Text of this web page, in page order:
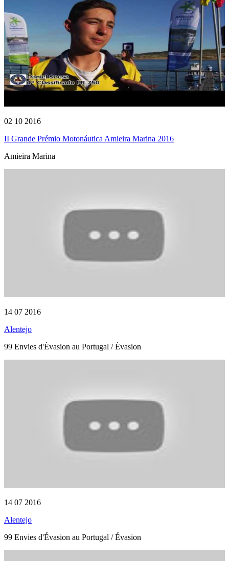
02 10 2016
II Grande Prémio Motonáutica Amieira Marina 2016
Amieira Marina
14 07 2016
Alentejo
99 Envies d'Évasion au Portugal / Évasion
14 07 2016
Alentejo
99 Envies d'Évasion au Portugal / Évasion